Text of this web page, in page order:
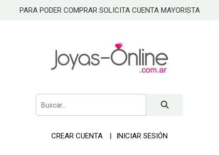
PARA PODER COMPRAR SOLICITA CUENTA MAYORISTA
CREAR CUENTA INICIAR SESIÓN